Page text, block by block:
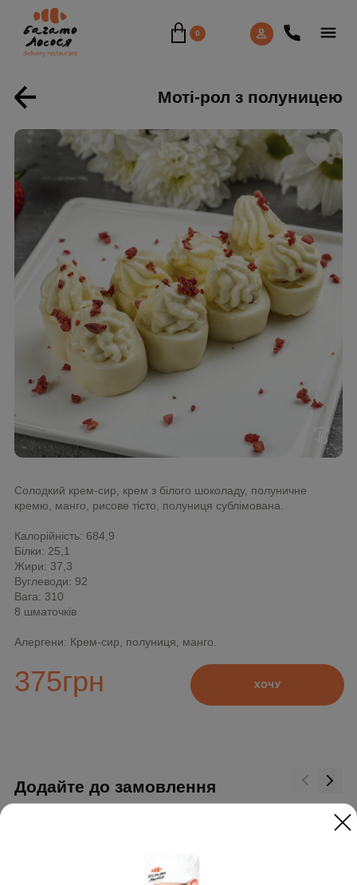
0
Моті-рол з полуницею
swipe
Солодкий крем-сир, крем з білого шоколаду, полуничне
кремю, манго, рисове тісто, полуниця сублімована.
Калорійність: 684,9
Білки: 25,1
Жири: 37,3
Вуглеводи: 92
Вага: 310
8 шматочків
Алергени: Крем-сир, полуниця, манго.
375грн ХОЧУ
Додайте до замовлення